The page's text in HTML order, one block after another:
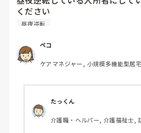
ください
昼夜逆転
ペコ
ケアマネジャー, 小規模多機能型居
たっくん
介護職・ヘルパー, 介護福祉士,